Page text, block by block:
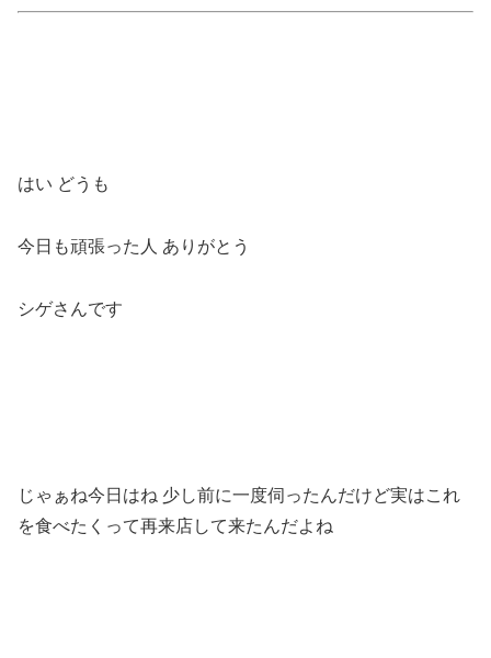
はい どうも
今日も頑張った人 ありがとう
シゲさんです
じゃぁね今日はね 少し前に一度伺ったんだけど実はこれ
を食べたくって再来店して来たんだよね